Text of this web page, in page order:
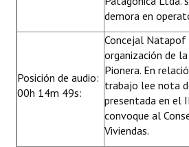
Banca del Vecino - Registro
Huéspedes de Honor - Registro
Antiguos Pobladores - Registro
Reconocimientos - Registro
Bariloche, Municipio intercultural
demora en
Posición de audio:
00h 14m 49s:
Concejal Natapof
organización de
Pionera. En
trabajo lee nota
presentada en el
convoque al
Viviendas.